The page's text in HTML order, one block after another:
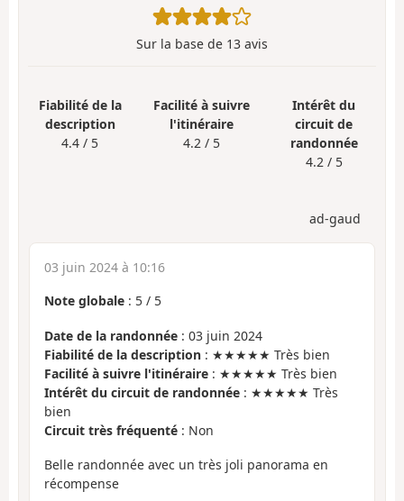
Sur la base de 13 avis
Fiabilité de la
description
4.4 / 5
Facilité à suivre
l'itinéraire
4.2 / 5
Intérêt du
circuit de
randonnée
4.2 / 5
ad-gaud
03 juin 2024 à 10:16
Note globale : 5 / 5
Date de la randonnée : 03 juin 2024
Fiabilité de la description : ★★★★★ Très bien
Facilité à suivre l'itinéraire : ★★★★★ Très bien
Intérêt du circuit de randonnée : ★★★★★ Très
bien
Circuit très fréquenté : Non
Belle randonnée avec un très joli panorama en
récompense